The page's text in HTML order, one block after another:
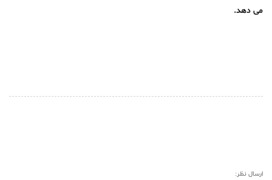
می دهد.
ارسال نظر: